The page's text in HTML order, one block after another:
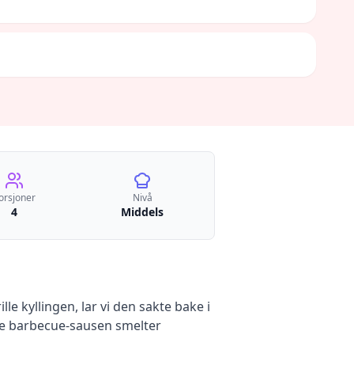
4
Nivå
Middels
kyllingen, lar vi den sakte bake i
barbecue-sausen smelter